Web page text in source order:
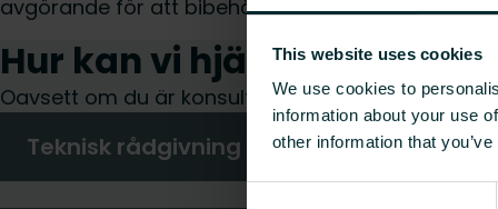
This website uses cookies
We use cookies to
information about your use
other information that
avgörande för att bibehålla systemets
Hur kan vi hjälpa dig?
Oavsett om du är konsult, installatör, arkitekt
Teknisk rådgivning